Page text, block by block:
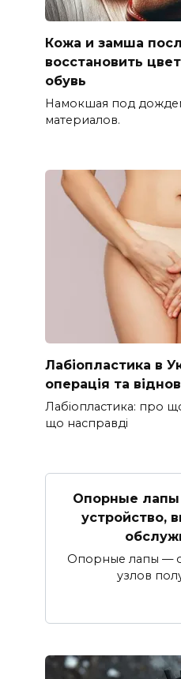
Кожа и замша
восстановить
обувь
Намокшая под
материалов.
Лабіопластика в
операція та
Лабіопластика: про
що насправді
Опорные лапы
устройство,
Опорные лапы —
узлов